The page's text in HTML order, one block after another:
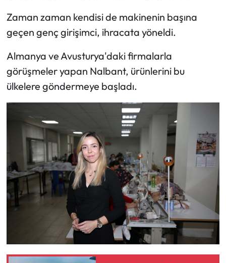
Zaman zaman kendisi de makinenin başına
geçen genç girişimci, ihracata yöneldi.
Almanya ve Avusturya'daki firmalarla
görüşmeler yapan Nalbant, ürünlerini bu
ülkelere göndermeye başladı.